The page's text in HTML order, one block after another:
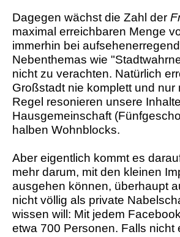
Dagegen wächst die Zahl der
maximal erreichbaren Menge
immerhin bei
Nebenthemas wie
nicht zu verachten. Natürlich
Großstadt nie komplett und
Regel resonieren unsere
Hausgemeinschaft
halben Wohnblocks.
Aber eigentlich kommt es
mehr darum, mit den kleinen
ausgehen können, überhaupt
nicht völlig als private
wissen will: Mit jedem
etwa 700 Personen. Falls nicht